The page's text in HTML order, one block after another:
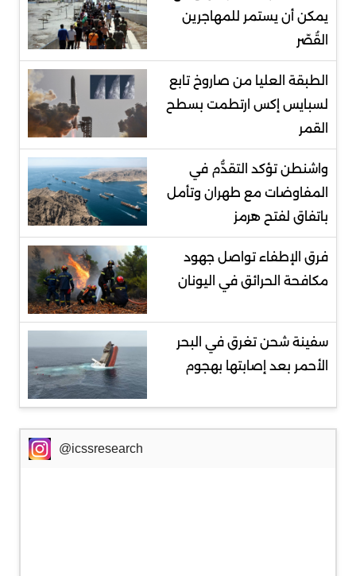
يمكن أن يستمر للمهاجرين
القُصّر
الطبقة العليا من صاروخ تابع
لسبايس إكس ارتطمت بسطح
القمر
واشنطن تؤكد التقدُّم في
المفاوضات مع طهران وتأمل
باتفاق لفتح هرمز
فرق الإطفاء تواصل جهود
مكافحة الحرائق في اليونان
سفينة شحن تغرق في البحر
الأحمر بعد إصابتها بهجوم
@icssresearch